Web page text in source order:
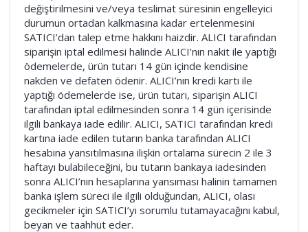
değiştirilmesini ve/veya teslimat süresinin engelleyici
durumun ortadan kalkmasına kadar ertelenmesini
SATICI’dan talep etme hakkını haizdir. ALICI tarafından
siparişin iptal edilmesi halinde ALICI’nın nakit ile yaptığı
ödemelerde, ürün tutarı 14 gün içinde kendisine
nakden ve defaten ödenir. ALICI’nın kredi kartı ile
yaptığı ödemelerde ise, ürün tutarı, siparişin ALICI
tarafından iptal edilmesinden sonra 14 gün içerisinde
ilgili bankaya iade edilir. ALICI, SATICI tarafından kredi
kartına iade edilen tutarın banka tarafından ALICI
hesabına yansıtılmasına ilişkin ortalama sürecin 2 ile 3
haftayı bulabileceğini, bu tutarın bankaya iadesinden
sonra ALICI’nın hesaplarına yansıması halinin tamamen
banka işlem süreci ile ilgili olduğundan, ALICI, olası
gecikmeler için SATICI’yı sorumlu tutamayacağını kabul,
beyan ve taahhüt eder.